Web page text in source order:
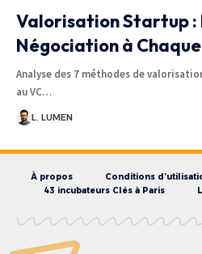
Valorisation Startup :
Négociation à
Analyse des 7 méthodes de
au VC…
L. LUMEN
À propos Conditions
43 incubateurs Clés à Paris